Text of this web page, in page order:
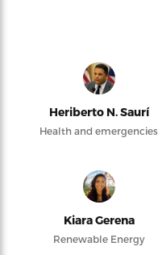
Heriberto N. Saurí
Health and emergencies
Kiara Gerena
Renewable Energy